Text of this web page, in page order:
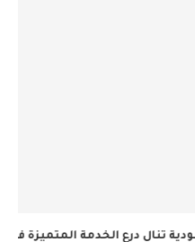
درع الخدمة المتميزة في...